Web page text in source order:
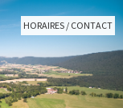
HORAIRES / CONTACT